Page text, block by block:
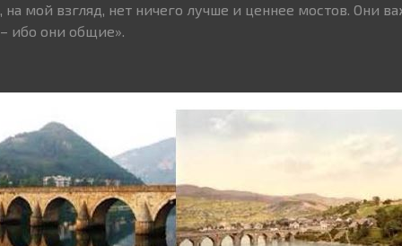
мой взгляд, нет ничего лучше и ценнее мостов. Они
ибо они общие».